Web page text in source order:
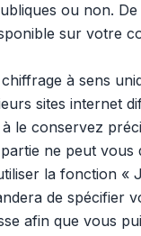
ou non.
sur votre
à sens
sites internet
le conservez
ne peut
la fonction «
de spécifier
afin que vous